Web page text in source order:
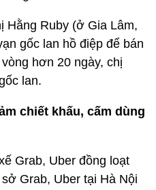
Hằng Ruby (ở Gia Lâm,
gốc lan hồ điệp để bán
hơn 20 ngày, chị
lan.
chiết khấu, cấm dùng
Grab, Uber đồng loạt
Grab, Uber tại Hà Nội